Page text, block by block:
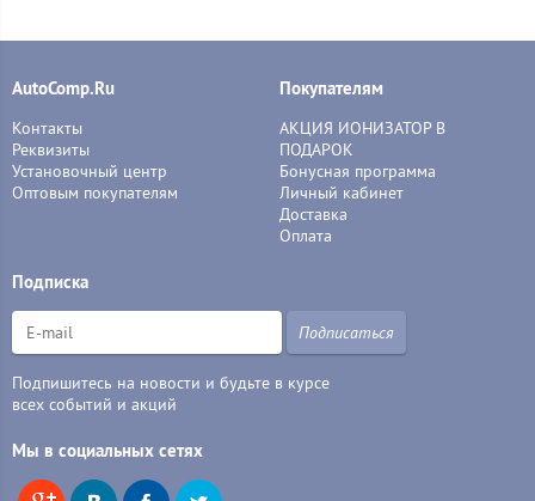
AutoComp.Ru
Контакты
Реквизиты
Установочный центр
Оптовым покупателям
Покупателям
АКЦИЯ ИОНИЗАТОР В
ПОДАРОК
Бонусная программа
Личный кабинет
Доставка
Оплата
Подписка
Подписаться
Подпишитесь на новости и будьте в курсе
всех событий и акций
Мы в социальных сетях